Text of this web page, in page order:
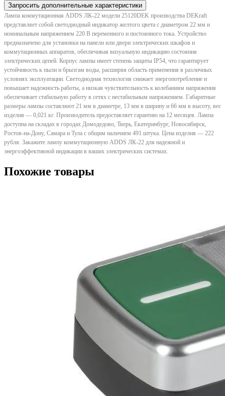
Запросить дополнительные характеристики
Лампа коммутационная ADDS ЛК-22 модели 25120DEK производства DEKraft
представляет собой светодиодный индикатор желтого цвета с диаметром 22 мм и
номинальным напряжением 220 В переменного и постоянного тока. Устройство
предназначено для установки на панели или двери электрических шкафов и
коммутационных аппаратов, обеспечивая визуальную индикацию состояния
электрических цепей. Корпус лампы имеет степень защиты IP54, что гарантирует
устойчивость к пыли и брызгам воды, расширяя область применения в различных
условиях эксплуатации. Светодиодная технология снижает энергопотребление и
повышает надежность работы, а низкая чувствительность к колебаниям напряжения
обеспечивает стабильную работу в сетях с нестабильным напряжением. Габаритные
размеры лампы составляют 21 мм в диаметре, 13 мм в ширину и 66 мм в высоту, вес
изделия — 0,021 кг. Производитель предоставляет гарантию на 12 месяцев. Лампа
доступна на складах в городах Домодедово, Тверь, Екатеринбург, Новосибирск,
Ростов-на-Дону, Самара и Тула с общим наличием 491 штука. Цена изделия — 222
рубля. Закажите лампу коммутационную ADDS ЛК-22 для надежной и
энергоэффективной индикации в ваших электрических системах.
Похожие товары